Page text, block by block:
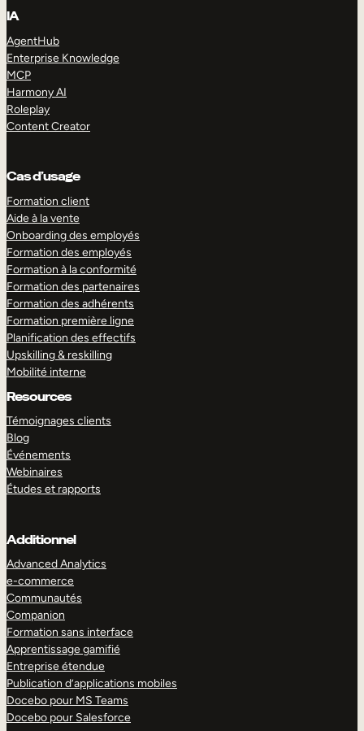
IA
AgentHub
Enterprise Knowledge
MCP
Harmony AI
Roleplay
Content Creator
Cas d’usage
Formation client
Aide à la vente
Onboarding des employés
Formation des employés
Formation à la conformité
Formation des partenaires
Formation des adhérents
Formation première ligne
Planification des effectifs
Upskilling & reskilling
Mobilité interne
Resources
Témoignages clients
Blog
Événements
Webinaires
Études et rapports
Additionnel
Advanced Analytics
e-commerce
Communautés
Companion
Formation sans interface
Apprentissage gamifié
Entreprise étendue
Publication d’applications mobiles
Docebo pour MS Teams
Docebo pour Salesforce